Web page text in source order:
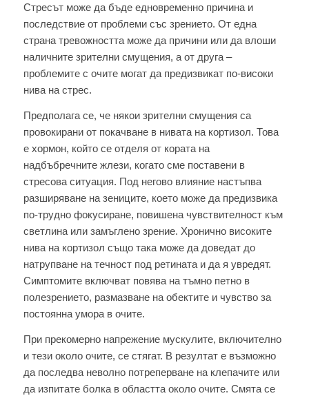
Стресът може да бъде едновременно причина и
последствие от проблеми със зрението. От една
страна тревожността може да причини или да влоши
наличните зрителни смущения, а от друга –
проблемите с очите могат да предизвикат по-високи
нива на стрес.
Предполага се, че някои зрителни смущения са
провокирани от покачване в нивата на кортизол. Това
е хормон, който се отделя от кората на
надбъбречните жлези, когато сме поставени в
стресова ситуация. Под негово влияние настъпва
разширяване на зениците, което може да предизвика
по-трудно фокусиране, повишена чувствителност към
светлина или замъглено зрение. Хронично високите
нива на кортизол също така може да доведат до
натрупване на течност под ретината и да я увредят.
Симптомите включват повява на тъмно петно в
полезрението, размазване на обектите и чувство за
постоянна умора в очите.
При прекомерно напрежение мускулите, включително
и тези около очите, се стягат. В резултат е възможно
да последва неволно потреперване на клепачите или
да изпитате болка в областта около очите. Смята се